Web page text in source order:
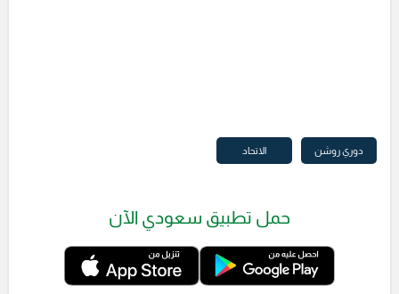
دوري روشن الاتحاد
حمل تطبيق سعودي الآن